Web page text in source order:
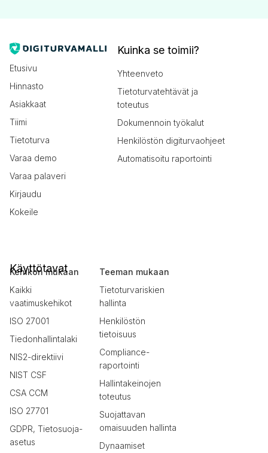
Etusivu
Hinnasto
Asiakkaat
Tiimi
Tietoturva
Varaa demo
Varaa palaveri
Kirjaudu
Kokeile
Kuinka se toimii?
Yhteenveto
Tietoturvatehtävät ja
toteutus
Dokumennoin työkalut
Henkilöstön digiturvaohjeet
Automatisoitu raportointi
Käyttötavat
Kehikon mukaan
Kaikki
vaatimuskehikot
ISO 27001
Tiedonhallintalaki
NIS2-direktiivi
NIST CSF
CSA CCM
ISO 27701
GDPR, Tietosuoja-
asetus
Teeman mukaan
Tietoturvariskien
hallinta
Henkilöstön
tietoisuus
Compliance-
raportointi
Hallintakeinojen
toteutus
Suojattavan
omaisuuden hallinta
Dynaamiset